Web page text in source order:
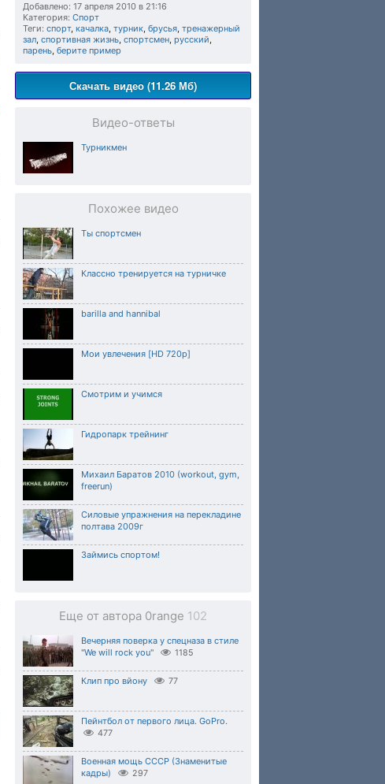
Добавлено: 17 апреля 2010 в 21:16
Категория: Спорт
Теги: спорт, качалка, турник, брусья, тренажерный
зал, спортивная жизнь, спортсмен, русский,
парень, берите пример
Скачать видео (11.26 Мб)
Видео-ответы
Турникмен
Похожее видео
Ты спортсмен
Классно тренируется на турничке
barilla and hannibal
Мои увлечения [HD 720p]
Смотрим и учимся
Гидропарк трейнинг
Михаил Баратов 2010 (workout, gym,
freerun)
Силовые упражнения на перекладине
полтава 2009г
Займись спортом!
Еще от автора 0range 102
Вечерняя поверка у спецназа в стиле
"We will rock you"
1185
Клип про вйону 77
Пейнтбол от первого лица. GoPro.
477
Военная мощь СССР (Знаменитые
кадры)
297